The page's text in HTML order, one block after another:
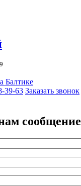
39-63 Заказать звонок
сообщение